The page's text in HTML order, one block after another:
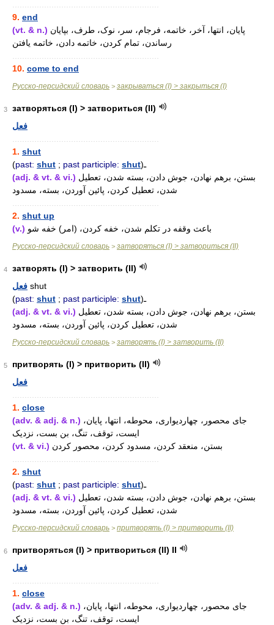
9. end
(vt. & n.)
رساندن، تمام کردن، خاتمه دادن، خاتمه یافتن
10. come to end
Русско-персидский словарь > закрываться (I) > закрыться (I)
3
затворяться (I) > затвориться (II)
فعل
1. shut
(past: shut ; past participle: shut )ـ
(adj. & vt. & vi.)
شدن، تعطیل کردن، پائین آوردن، بسته، مسدود
2. shut up
(v.) باعث وقفه در تکلم شدن، خفه کردن، (امر) خفه شو
Русско-персидский словарь > затворяться (I) > затвориться (II)
4
затворять (I) > затворить (II)
فعل shut
(past: shut ; past participle: shut )ـ
(adj. & vt. & vi.)
شدن، تعطیل کردن، پائین آوردن، بسته، مسدود
Русско-персидский словарь > затворять (I) > затворить (II)
5
притворять (I) > притворить (II)
فعل
1. close
(adv. & adj. & n.)
ایست، توقف، تنگ، بن بست، نزدیک
(vt. & vi.) بستن، منعقد کردن، مسدود کردن، محصور کردن
2. shut
(past: shut ; past participle: shut )ـ
(adj. & vt. & vi.)
شدن، تعطیل کردن، پائین آوردن، بسته، مسدود
Русско-персидский словарь > притворять (I) > притворить (II)
6
притворяться (I) > притвориться (II) II
فعل
1. close
(adv. & adj. & n.)
ایست، توقف، تنگ، بن بست، نزدیک